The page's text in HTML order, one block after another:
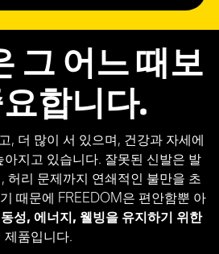
그 어느 때보
합니다.
, 더 많이 서 있으며, 건강과 자세에
지고 있습니다. 잘못된 신발은 발
허리 문제까지 연쇄적인 불만을 초
때문에 FREEDOM은 편안함뿐 아
성, 에너지, 웰빙을 유지하기 위한
제품입니다.